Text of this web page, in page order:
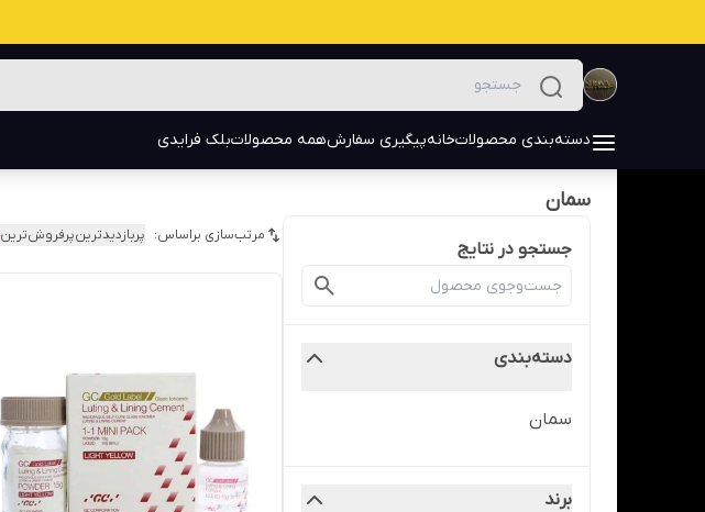
دسته‌بندی محصولاتخانهپیگیری سفارشهمه محصولاتبلک فرایدی
سمان
جستجو در نتایج
دسته‌بندی
سمان
برند
مرتب‌سازی براساس: پربازدیدترینپرفروش‌ترین